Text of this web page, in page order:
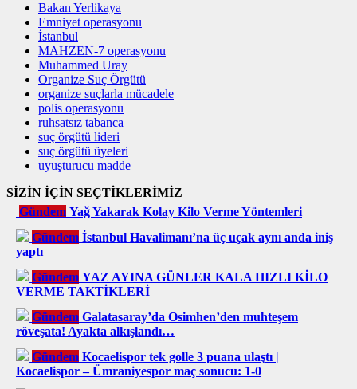
Bakan Yerlikaya
Emniyet operasyonu
İstanbul
MAHZEN-7 operasyonu
Muhammed Uray
Organize Suç Örgütü
organize suçlarla mücadele
polis operasyonu
ruhsatsız tabanca
suç örgütü lideri
suç örgütü üyeleri
uyuşturucu madde
SİZİN İÇİN SEÇTİKLERİMİZ
Gündem Yağ Yakarak Kolay Kilo Verme Yöntemleri
Gündem İstanbul Havalimanı’na üç uçak aynı anda iniş
yaptı
Gündem YAZ AYINA GÜNLER KALA HIZLI KİLO
VERME TAKTİKLERİ
Gündem Galatasaray’da Osimhen’den muhteşem
röveşata! Ayakta alkışlandı…
Gündem Kocaelispor tek golle 3 puana ulaştı |
Kocaelispor – Ümraniyespor maç sonucu: 1-0